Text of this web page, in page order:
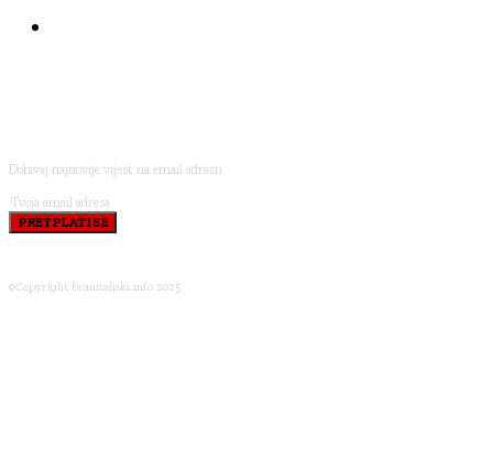
Dobivaj najnovije vijest na email adresu.
PRETPLATI SE
©Copyright braniteljski.info 2025